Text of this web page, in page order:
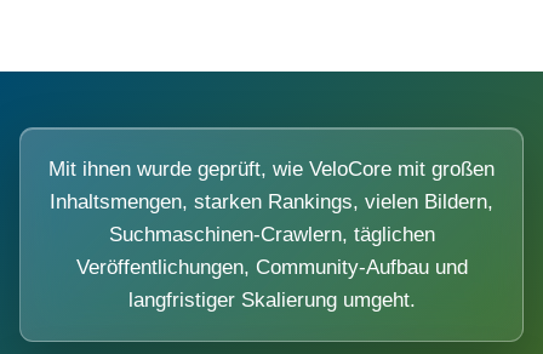
Mit ihnen wurde geprüft, wie VeloCore mit großen
Inhaltsmengen, starken Rankings, vielen Bildern,
Suchmaschinen-Crawlern, täglichen
Veröffentlichungen, Community-Aufbau und
langfristiger Skalierung umgeht.